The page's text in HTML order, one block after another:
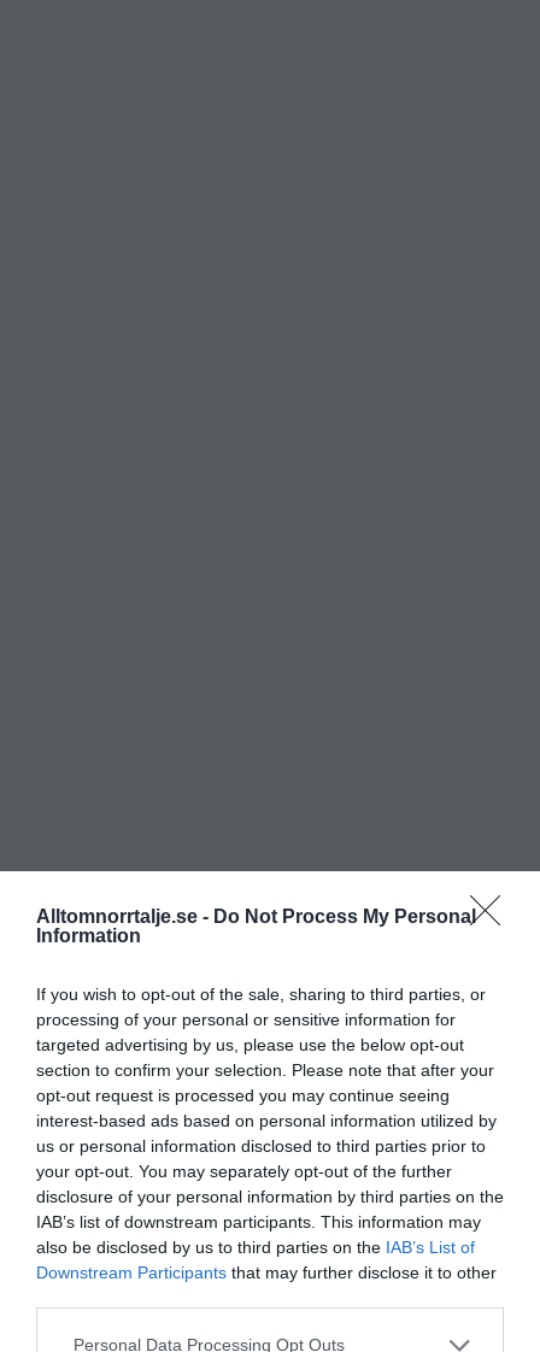
Alltomnorrtalje.se - Do Not Process My Personal
Information
If you wish to opt-out of the sale, sharing to third parties, or
processing of your personal or sensitive information for
targeted advertising by us, please use the below opt-out
section to confirm your selection. Please note that after your
opt-out request is processed you may continue seeing
interest-based ads based on personal information utilized by
us or personal information disclosed to third parties prior to
your opt-out. You may separately opt-out of the further
disclosure of your personal information by third parties on the
IAB’s list of downstream participants. This information may
also be disclosed by us to third parties on the IAB’s List of
Downstream Participants that may further disclose it to other
Personal Data Processing Opt Outs